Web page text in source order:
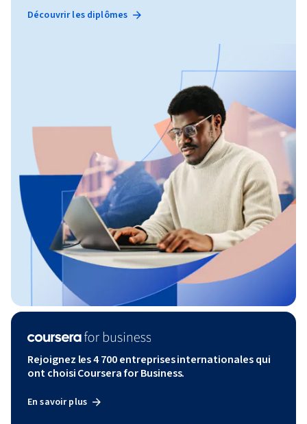
Découvrir les diplômes
Rejoignez les 4 700 entreprises internationales qui
ont choisi Coursera for Business.
En savoir plus